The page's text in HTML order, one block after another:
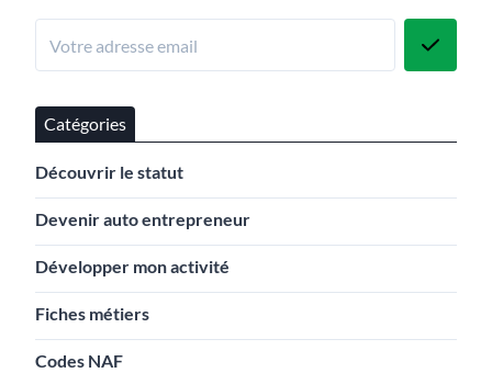
Catégories
Découvrir le statut
Devenir auto entrepreneur
Développer mon activité
Fiches métiers
Codes NAF